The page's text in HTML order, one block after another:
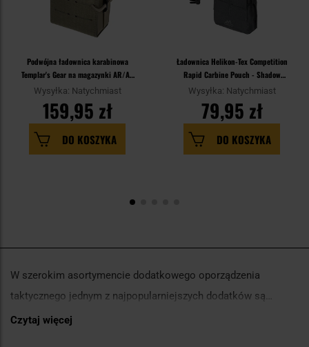
Podwójna ładownica karabinowa
Templar's Gear na magazynki AR/AK
Rifle Pouch - Ranger Green
Wysyłka: Natychmiast
159,95 zł
DO KOSZYKA
Ładownica Helikon-Tex Competition
Rapid Carbine Pouch - Shadow
Grey/Black
Wysyłka: Natychmiast
79,95 zł
DO KOSZYKA
Czytaj więcej
W szerokim asortymencie dodatkowego oporządzenia
taktycznego jednym z najpopularniejszych dodatków są
ładownice. Są one bardzo wygodnym sposobem przenoszenia
Dzięki nim możemy w bezpieczny sposób przenosić